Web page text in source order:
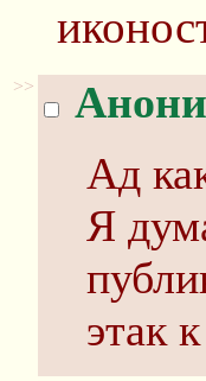
>>
Ад
Я
этак